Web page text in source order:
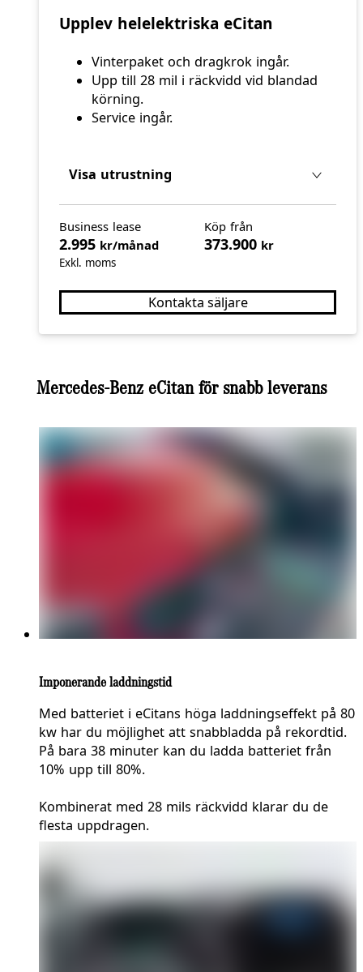
Upplev helelektriska eCitan
Vinterpaket och dragkrok ingår.
Upp till 28 mil i räckvidd vid blandad
körning.
Service ingår.
Visa utrustning
Business lease
2.995kr/månad
Exkl. moms
Köp från
373.900 kr
Kontakta säljare
Mercedes-Benz eCitan för snabb leverans
Imponerande laddningstid
Med batteriet i eCitans höga laddningseffekt på 80
kw har du möjlighet att snabbladda på rekordtid.
På bara 38 minuter kan du ladda batteriet från
10% upp till 80%.
Kombinerat med 28 mils räckvidd klarar du de
flesta uppdragen.